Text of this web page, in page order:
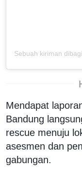
Mendapat
Bandung
rescue menuju
asesmen dan
gabungan.